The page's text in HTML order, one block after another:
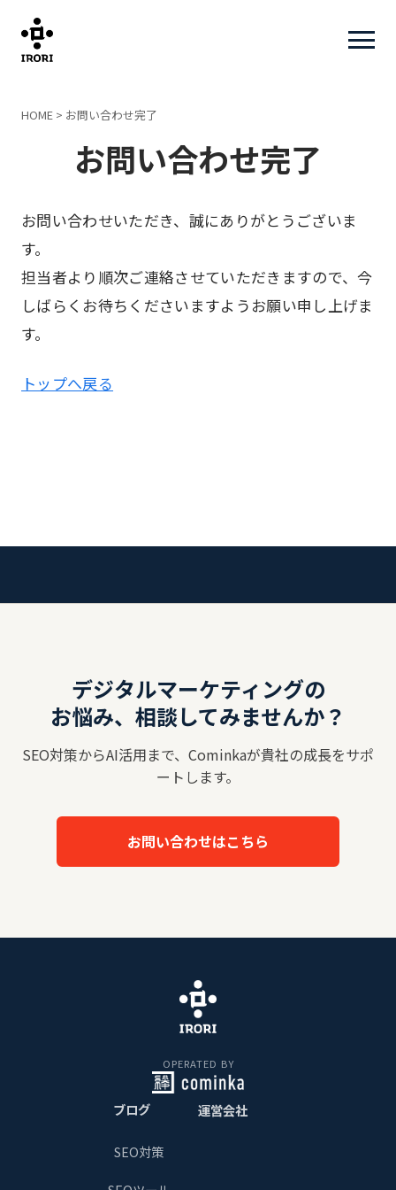
HOME > お問い合わせ完了
お問い合わせ完了
お問い合わせいただき、誠にありがとうございま
す。
担当者より順次ご連絡させていただきますので、今
しばらくお待ちくださいますようお願い申し上げま
す。
トップへ戻る
デジタルマーケティングの
お悩み、相談してみませんか？
SEO対策からAI活用まで、Cominkaが貴社の成長をサポ
ートします。
お問い合わせはこちら
OPERATED BY
ブログ
SEO対策
運営会社